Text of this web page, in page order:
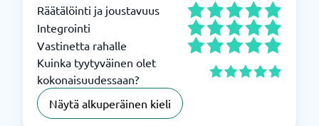
Räätälöinti ja joustavuus
Integrointi
Vastinetta rahalle
Kuinka tyytyväinen olet
kokonaisuudessaan?
Näytä alkuperäinen kieli